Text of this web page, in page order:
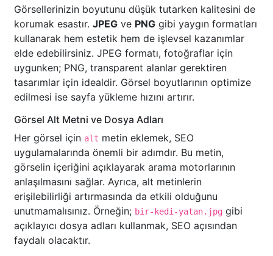
Görsellerinizin boyutunu düşük tutarken kalitesini de
korumak esastır. JPEG ve PNG gibi yaygın formatları
kullanarak hem estetik hem de işlevsel kazanımlar
elde edebilirsiniz. JPEG formatı, fotoğraflar için
uygunken; PNG, transparent alanlar gerektiren
tasarımlar için idealdir. Görsel boyutlarının optimize
edilmesi ise sayfa yükleme hızını artırır.
Görsel Alt Metni ve Dosya Adları
Her görsel için alt metin eklemek, SEO
uygulamalarında önemli bir adımdır. Bu metin,
görselin içeriğini açıklayarak arama motorlarının
anlaşılmasını sağlar. Ayrıca, alt metinlerin
erişilebilirliği artırmasında da etkili olduğunu
unutmamalısınız. Örneğin; bir-kedi-yatan.jpg gibi
açıklayıcı dosya adları kullanmak, SEO açısından
faydalı olacaktır.